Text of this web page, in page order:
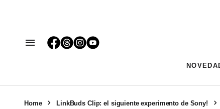
Home LinkBuds Clip: el siguiente experimento de Sony!